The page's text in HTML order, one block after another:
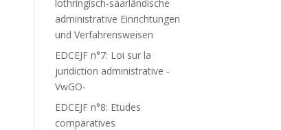
lothringisch-saarländische
administrative Einrichtungen
und Verfahrensweisen
EDCEJF n°7: Loi sur la
juridiction administrative -
VwGO-
EDCEJF n°8: Etudes
comparatives